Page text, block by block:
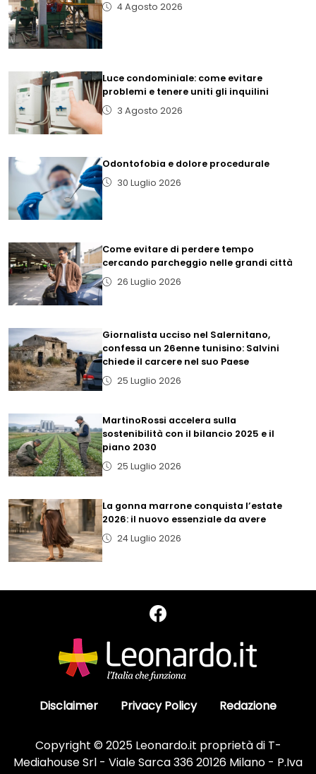
4 Agosto 2026
Luce condominiale: come evitare
problemi e tenere uniti gli inquilini
3 Agosto 2026
Odontofobia e dolore procedurale
30 Luglio 2026
Come evitare di perdere tempo
cercando parcheggio nelle grandi città
26 Luglio 2026
Giornalista ucciso nel Salernitano,
confessa un 26enne tunisino: Salvini
chiede il carcere nel suo Paese
25 Luglio 2026
MartinoRossi accelera sulla
sostenibilità con il bilancio 2025 e il
piano 2030
25 Luglio 2026
La gonna marrone conquista l’estate
2026: il nuovo essenziale da avere
24 Luglio 2026
Disclaimer Privacy Policy Redazione
Copyright © 2025 Leonardo.it proprietà di T-
Mediahouse Srl - Viale Sarca 336 20126 Milano - P.Iva